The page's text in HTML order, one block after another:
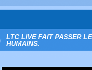
LTC LIVE FAIT PASSER
HUMAINS.